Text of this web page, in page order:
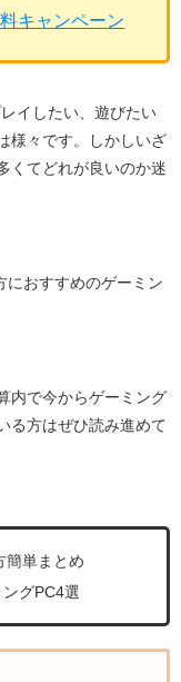
キャンペーン
イしたい、遊びたい
様々です。しかしいざ
くてどれが良いのか迷
におすすめのゲーミン
内で今からゲーミング
る方はぜひ読み進めて
簡単まとめ
グPC4選